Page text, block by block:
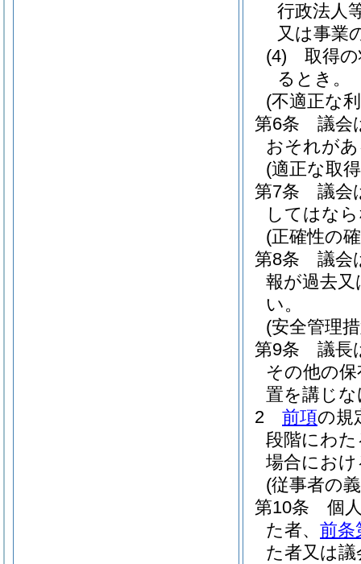
行政法人
又は事業
(4)
取得
るとき。
(不適正な
第6条
議会
おそれが
(適正な取
第7条
議会
してはな
(正確性の
第8条
議会
報が過去
い。
(安全管理
第9条
議長
その他の
置を講じ
2
前項の規
段階にわ
場合にお
(従事者の
第10条
個
た者、 前条
た者又は